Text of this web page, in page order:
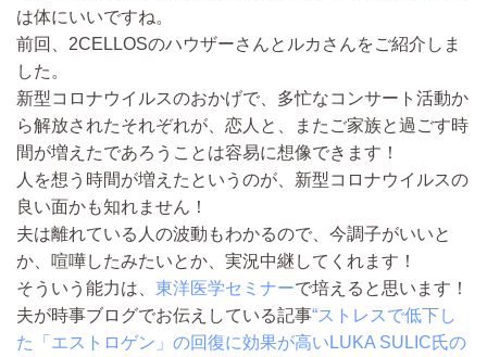
は体にいいですね。
前回、2CELLOSのハウザーさんとルカさんをご紹介しま
した。
新型コロナウイルスのおかげで、多忙なコンサート活動か
ら解放されたそれぞれが、恋人と、またご家族と過ごす時
間が増えたであろうことは容易に想像できます！
人を想う時間が増えたというのが、新型コロナウイルスの
良い面かも知れません！
夫は離れている人の波動もわかるので、今調子がいいと
か、喧嘩したみたいとか、実況中継してくれます！
そういう能力は、 東洋医学セミナーで培えると思います！
夫が時事ブログでお伝えしている記事“ストレスで低下し
た「エストロゲン」の回復に効果が高いLUKA SULIC氏の